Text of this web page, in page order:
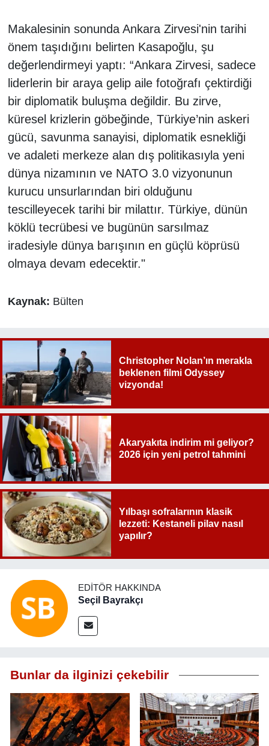
Makalesinin sonunda Ankara Zirvesi'nin tarihi
önem taşıdığını belirten Kasapoğlu, şu
değerlendirmeyi yaptı: “Ankara Zirvesi, sadece
liderlerin bir araya gelip aile fotoğrafı çektirdiği
bir diplomatik buluşma değildir. Bu zirve,
küresel krizlerin göbeğinde, Türkiye’nin askeri
gücü, savunma sanayisi, diplomatik esnekliği
ve adaleti merkeze alan dış politikasıyla yeni
dünya nizamının ve NATO 3.0 vizyonunun
kurucu unsurlarından biri olduğunu
tescilleyecek tarihi bir milattır. Türkiye, dünün
köklü tecrübesi ve bugünün sarsılmaz
iradesiyle dünya barışının en güçlü köprüsü
olmaya devam edecektir."
Kaynak: Bülten
Christopher Nolan’ın merakla
beklenen filmi Odyssey
vizyonda!
Akaryakıta indirim mi geliyor?
2026 için yeni petrol tahmini
Yılbaşı sofralarının klasik
lezzeti: Kestaneli pilav nasıl
yapılır?
EDITÖR HAKKINDA
Seçil Bayrakçı
Bunlar da ilginizi çekebilir